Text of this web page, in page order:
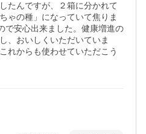
たんですが、２箱に分かれて
ゃの種」になっていて焦りま
で安心出来ました。健康増進の
、おいしくいただいていま
れからも使わせていただこう